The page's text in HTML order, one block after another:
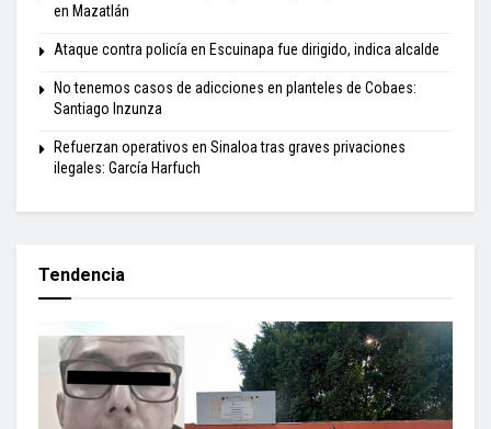
en Mazatlán
Ataque contra policía en Escuinapa fue dirigido, indica alcalde
No tenemos casos de adicciones en planteles de Cobaes:
Santiago Inzunza
Refuerzan operativos en Sinaloa tras graves privaciones
ilegales: García Harfuch
Tendencia